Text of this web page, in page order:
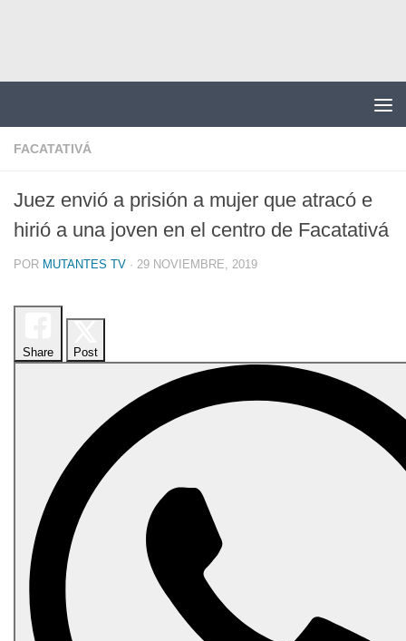
FACATATIVÁ
Juez envió a prisión a mujer que atracó e
hirió a una joven en el centro de Facatativá
POR MUTANTES TV · 29 NOVIEMBRE, 2019
Share Post